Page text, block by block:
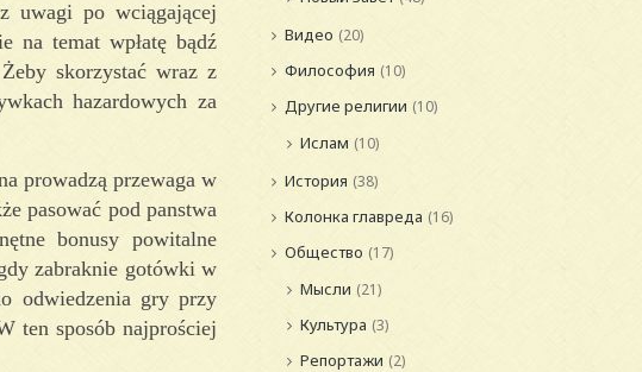
uwagi po wciągającej
na temat wpłatę bądź
skorzystać wraz z
hazardowych za
prowadzą przewaga w
pasować pod panstwa
bonusy powitalne
zabraknie gotówki w
odwiedzenia gry przy
ten sposób najprościej
Видео (20)
Философия (10)
Другие религии (10)
Ислам (10)
История (38)
Колонка главреда (16)
Общество (17)
Мысли (21)
Культура (3)
Репортажи (2)